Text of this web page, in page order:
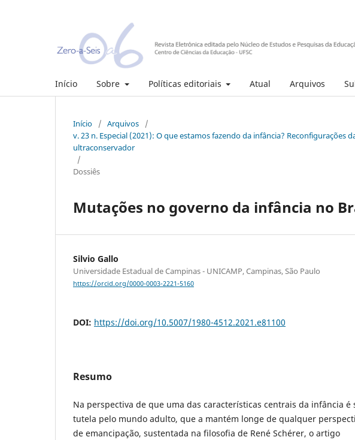
Início Sobre Políticas editoriais Atual Arquivos
Início / Arquivos
/
v. 23 n. Especial (2021): O que estamos fazendo da infância? Reconfigurações
ultraconservador
/
Dossiês
Mutações no governo da infância no
Silvio Gallo
Universidade Estadual de Campinas - UNICAMP, Campinas, São Paulo
https://orcid.org/0000-0003-2221-5160
DOI: https://doi.org/10.5007/1980-4512.2021.e81100
Resumo
Na perspectiva de que uma das características centrais da infância é
tutela pelo mundo adulto, que a mantém longe de qualquer
de emancipação, sustentada na filosofia de René Schérer, o artigo